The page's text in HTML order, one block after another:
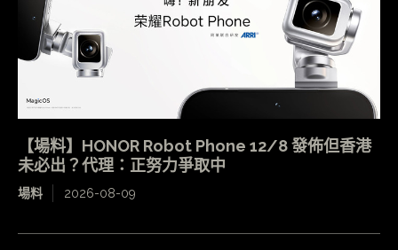
【場料】HONOR Robot Phone 12/8 發佈但香港
未必出？代理：正努力爭取中
場料 2026-08-09